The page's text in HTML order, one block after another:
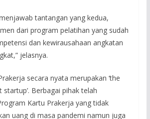
tantangan yang kedua,
dari program pelatihan yang sudah
dan kewirausahaan angkatan
jelasnya.
secara nyata merupakan ‘the
Berbagai pihak telah
Kartu Prakerja yang tidak
uang di masa pandemi namun juga